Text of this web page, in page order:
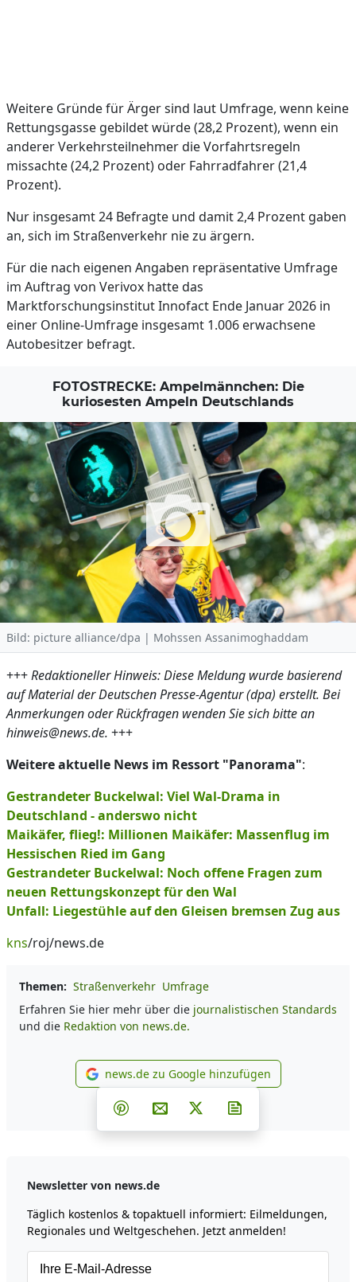
Weitere Gründe für Ärger sind laut Umfrage, wenn keine
Rettungsgasse gebildet würde (28,2 Prozent), wenn ein
anderer Verkehrsteilnehmer die Vorfahrtsregeln
missachte (24,2 Prozent) oder Fahrradfahrer (21,4
Prozent).
Nur insgesamt 24 Befragte und damit 2,4 Prozent gaben
an, sich im Straßenverkehr nie zu ärgern.
Für die nach eigenen Angaben repräsentative Umfrage
im Auftrag von Verivox hatte das
Marktforschungsinstitut Innofact Ende Januar 2026 in
einer Online-Umfrage insgesamt 1.006 erwachsene
Autobesitzer befragt.
FOTOSTRECKE: Ampelmännchen: Die
kuriosesten Ampeln Deutschlands
Bild: picture alliance/dpa | Mohssen Assanimoghaddam
+++Redaktioneller Hinweis: Diese Meldung wurde basierend
auf Material der Deutschen Presse-Agentur (dpa) erstellt. Bei
Anmerkungen oder Rückfragen wenden Sie sich bitte an
hinweis@news.de. +++
Weitere aktuelle News im Ressort "Panorama":
Gestrandeter Buckelwal: Viel Wal-Drama in
Deutschland - anderswo nicht
Maikäfer, flieg!: Millionen Maikäfer: Massenflug im
Hessischen Ried im Gang
Gestrandeter Buckelwal: Noch offene Fragen zum
neuen Rettungskonzept für den Wal
Unfall: Liegestühle auf den Gleisen bremsen Zug aus
kns/roj/news.de
Themen: Straßenverkehr Umfrage
Erfahren Sie hier mehr über die journalistischen Standards
und die Redaktion von news.de.
news.de zu Google
news.de zu Google hinzufügen
Teilen auf Facebook
Teilen auf Whatsapp
Teilen auf Telegram
Teilen auf Pinterest
Per E-Mail teilen
Post auf X
Newsletter von news.de
Täglich kostenlos & topaktuell informiert: Eilmeldungen,
Regionales und Weltgeschehen. Jetzt anmelden!